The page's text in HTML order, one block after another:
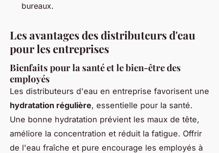
bureaux.
Les avantages des distributeurs d'eau
pour les entreprises
Bienfaits pour la santé et le bien-être des
employés
Les distributeurs d'eau en entreprise favorisent une
hydratation régulière, essentielle pour la santé.
Une bonne hydratation prévient les maux de tête,
améliore la concentration et réduit la fatigue. Offrir
de l'eau fraîche et pure encourage les employés à